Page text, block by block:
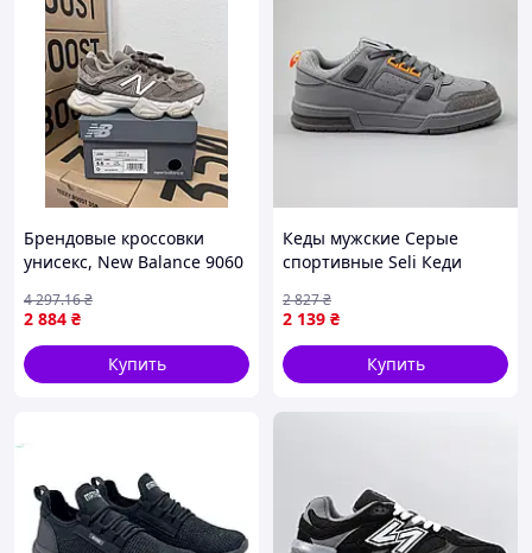
Брендовые кроссовки
унисекс, New Balance 9060
2 884 ₴
4 297.16₴
Купить
Кеды мужские Серые
спортивные Seli Кеди
2 139 ₴
2 827₴
Купить